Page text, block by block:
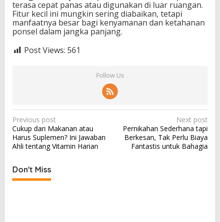
terasa cepat panas atau digunakan di luar ruangan.
Fitur kecil ini mungkin sering diabaikan, tetapi
manfaatnya besar bagi kenyamanan dan ketahanan
ponsel dalam jangka panjang.
Post Views: 561
Follow Us
P
o
s
n
Previous post
Cukup dari Makanan atau
Harus Suplemen? Ini Jawaban
Ahli tentang Vitamin Harian
Next post
Pernikahan Sederhana tapi
Berkesan, Tak Perlu Biaya
Fantastis untuk Bahagia
Don't Miss